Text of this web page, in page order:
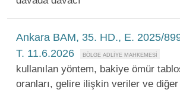
Ankara BAM, 35. HD., E. 2025/
T. 11.6.2026
kullanılan yöntem, bakiye ömür
oranları, gelire ilişkin veriler ve